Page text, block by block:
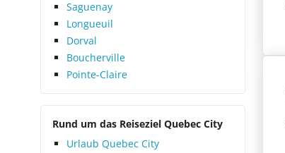
Saguenay
Longueuil
Dorval
Boucherville
Pointe-Claire
Rund um das Reiseziel Quebec City
Urlaub Quebec City